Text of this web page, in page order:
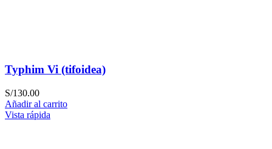
Typhim Vi (tifoidea)
S/130.00
Añadir al carrito
Vista rápida